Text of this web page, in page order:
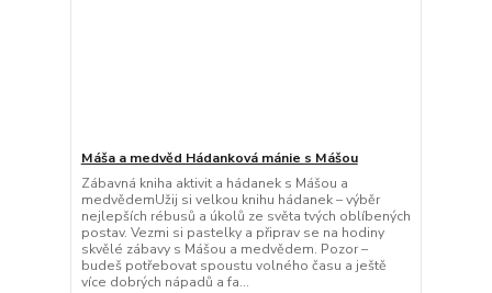
Máša a medvěd Hádanková mánie s Mášou
Zábavná kniha aktivit a hádanek s Mášou a
medvědemUžij si velkou knihu hádanek – výběr
nejlepších rébusů a úkolů ze světa tvých oblíbených
postav. Vezmi si pastelky a připrav se na hodiny
skvělé zábavy s Mášou a medvědem. Pozor –
budeš potřebovat spoustu volného času a ještě
více dobrých nápadů a fa...